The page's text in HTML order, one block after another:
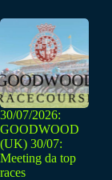
30/07/2026:
GOODWOOD
(UK) 30/07:
Meeting da top
races